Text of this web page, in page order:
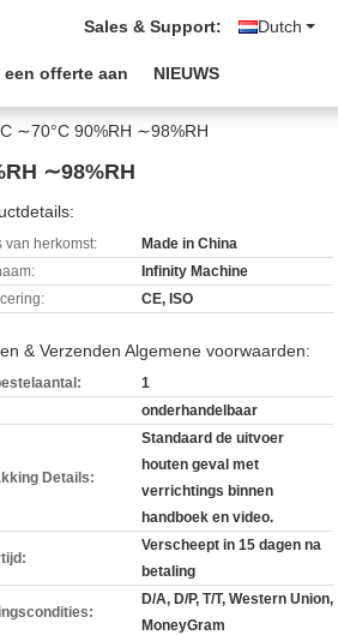
Dutch
Sales & Support:
een offerte aan NIEUWS
∼70°C 90%RH ∼98%RH
∼98%RH
van herkomst:
Made in China
Infinity Machine
CE, ISO
& Verzenden Algemene voorwaarden:
1
onderhandelbaar
Details:
Standaard de uitvoer
houten geval met
verrichtings binnen
handboek en video.
Verscheept in 15 dagen na
betaling
D/A, D/P, T/T, Western Union,
MoneyGram